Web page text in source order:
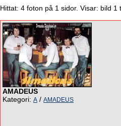
Hittat: 4 foton på 1 sidor. Visar: bild 1
AMADEUS
Kategori: A / AMADEUS